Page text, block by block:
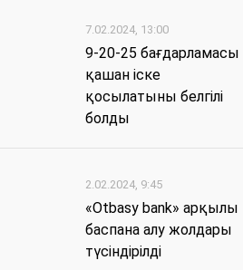
7.02.2024, 13:00
9-20-25 бағдарламасы
қашан іске
қосылатыны белгілі
болды
2.02.2024, 9:45
«Otbasy bank» арқылы
баспана алу жолдары
түсіндірілді